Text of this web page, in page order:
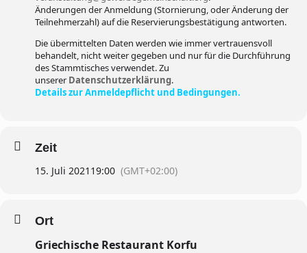
Änderungen der Anmeldung (Stornierung, oder Änderung der
Teilnehmerzahl) auf die Reservierungsbestätigung antworten.
Die übermittelten Daten werden wie immer vertrauensvoll
behandelt, nicht weiter gegeben und nur für die Durchführung
des Stammtisches verwendet. Zu
unserer Datenschutzerklärung.
Details zur Anmeldepflicht und Bedingungen.
Zeit
15. Juli 2021 19:00 (GMT+02:00)
Ort
Griechische Restaurant Korfu